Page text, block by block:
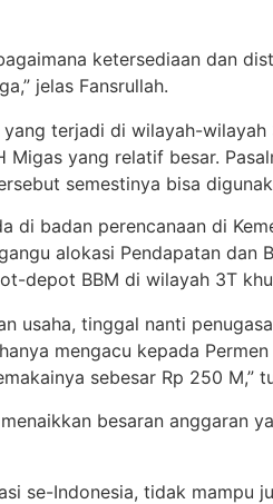
ketersediaan dan
jelas Fansrullah.
terjadi di wilayah-
yang relatif besar.
semestinya bisa
badan perencanaan di
alokasi Pendapatan dan
depot BBM di wilayah 3T
usaha, tinggal nanti
mengacu kepada
sebesar Rp 250 M,”
besaran anggaran
se-Indonesia, tidak mampu